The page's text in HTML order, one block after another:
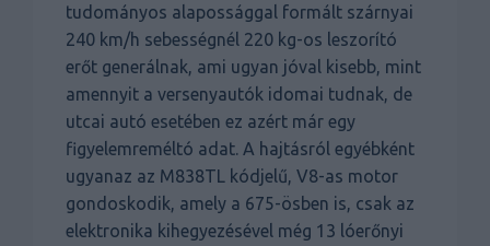
tudományos alapossággal formált szárnyai
240 km/h sebességnél 220 kg-os leszorító
erőt generálnak, ami ugyan jóval kisebb, mint
amennyit a versenyautók idomai tudnak, de
utcai autó esetében ez azért már egy
figyelemreméltó adat. A hajtásról egyébként
ugyanaz az M838TL kódjelű, V8-as motor
gondoskodik, amely a 675-ösben is, csak az
elektronika kihegyezésével még 13 lóerőnyi